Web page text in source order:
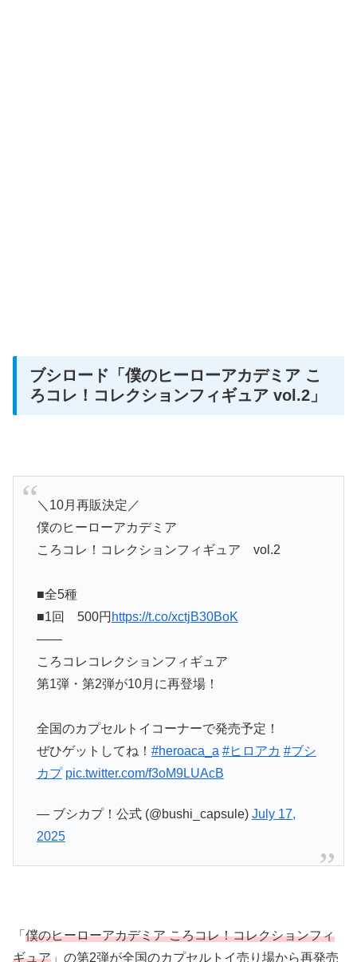
ブシロード「僕のヒーローアカデミア こ
ろコレ！コレクションフィギュア vol.2」
＼10月再販決定／
僕のヒーローアカデミア
ころコレ！コレクションフィギュア vol.2
■全5種
■1回 500円 https://t.co/xctjB30BoK
――
ころコレコレクションフィギュア
第1弾・第2弾が10月に再登場！
全国のカプセルトイコーナーで発売予定！
ぜひゲットしてね！ #heroaca_a #ヒロアカ #ブシ
カプ pic.twitter.com/f3oM9LUAcB
— ブシカプ！公式 (@bushi_capsule) July 17,
2025
「 僕のヒーローアカデミア ころコレ！コレクションフィ
ギュア 」の第2弾が全国のカプセルトイ売り場から再発売